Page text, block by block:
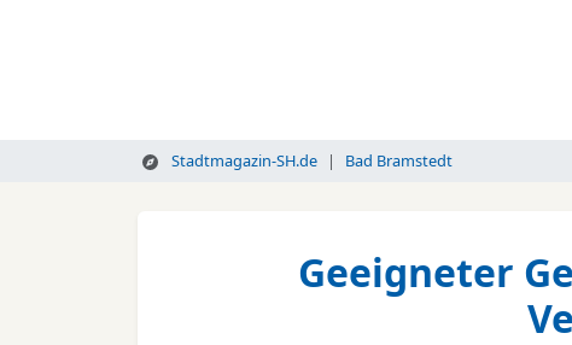
Stadtmagazin-SH.de Bad Bramstedt
Geeigneter